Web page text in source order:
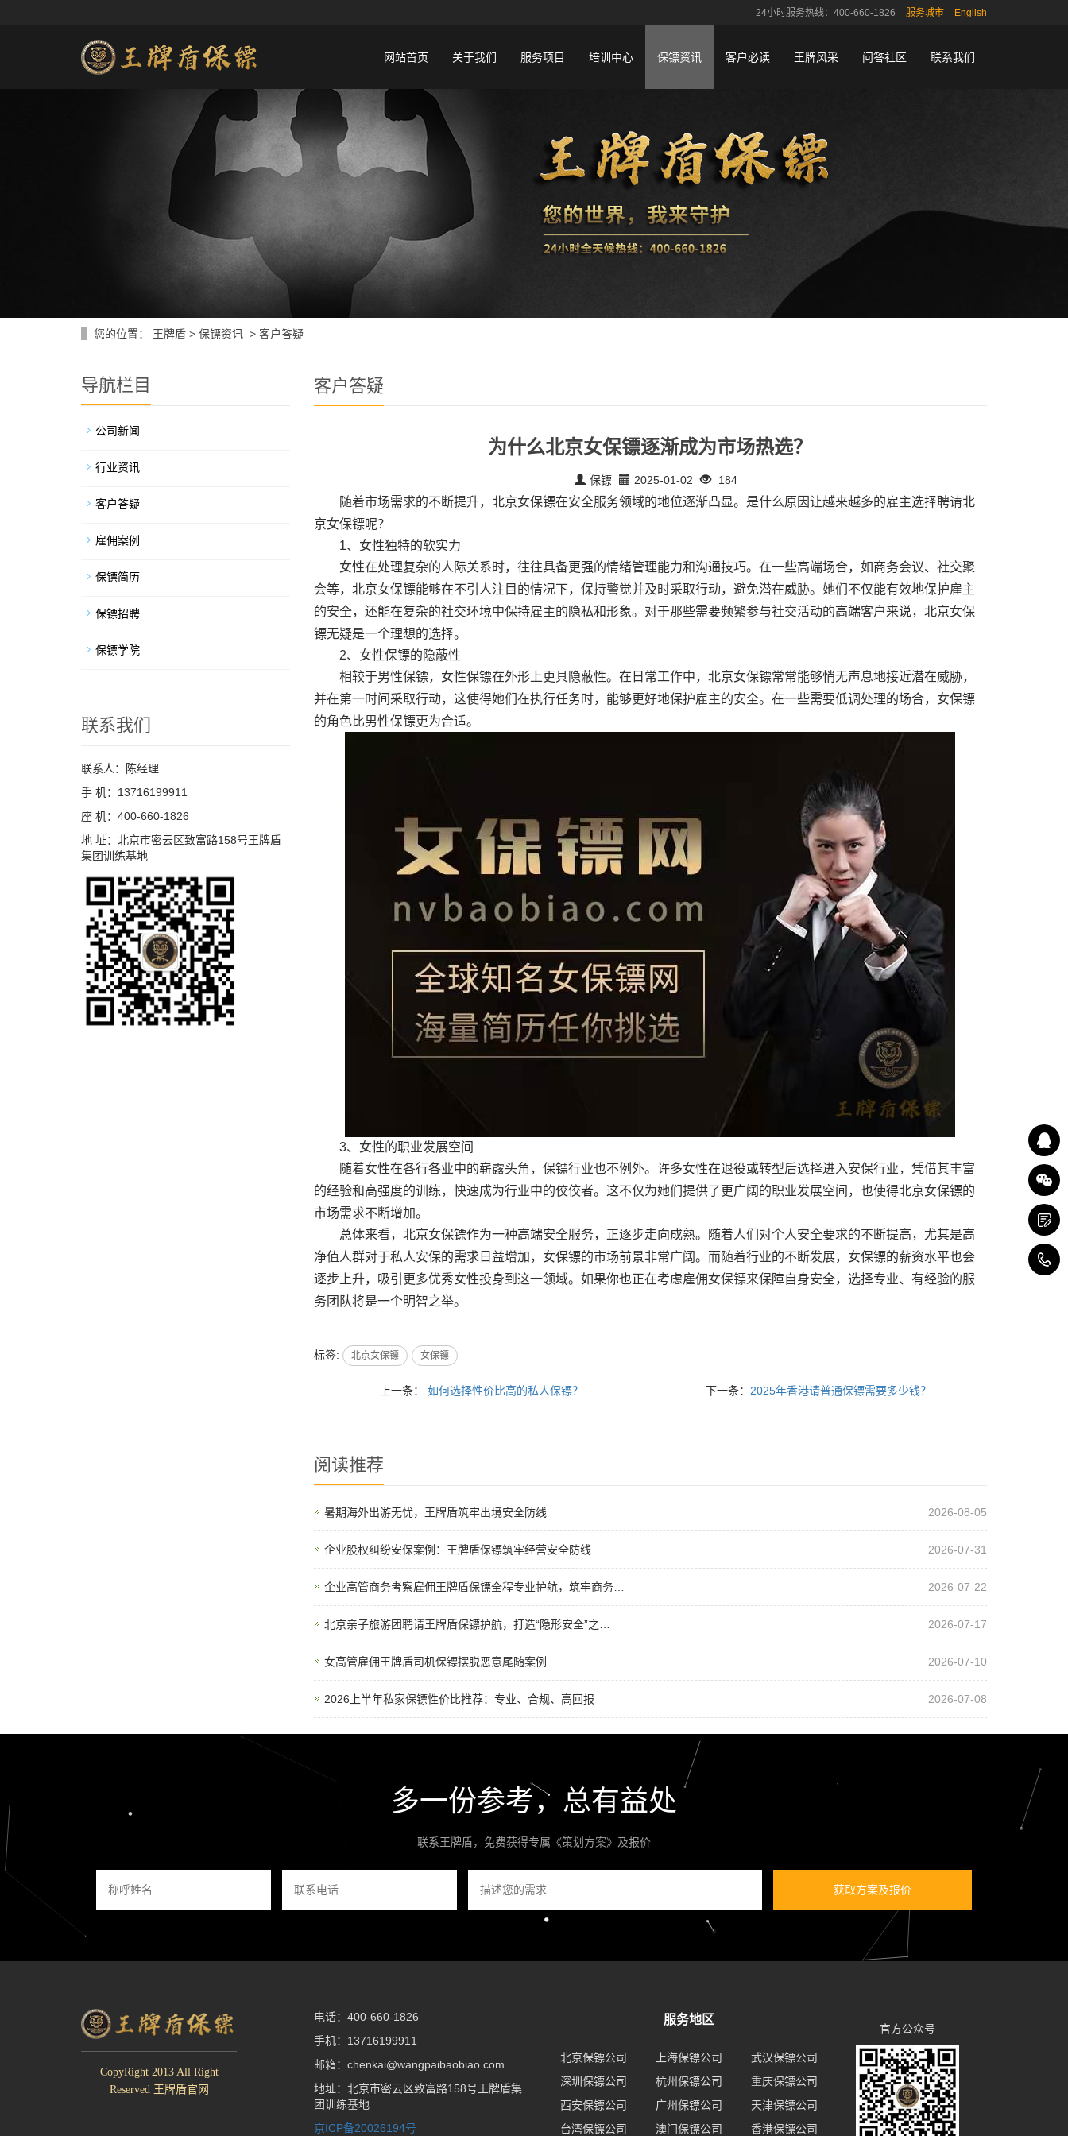
24小时服务热线：400-660-1826 服务城市 English
网站首页 关于我们 服务项目 培训中心 保镖资讯 客户必读 王牌风采 问答社区 联系我们
您的位置： 王牌盾 > 保镖资讯 > 客户答疑
客户答疑
为什么北京女保镖逐渐成为市场热选？
保镖 2025-01-02 184
随着市场需求的不断提升，北京女保镖在安全服务领域的地位逐渐凸显。是什么原因让越来越多的雇主选择聘请北
京女保镖呢？
1、女性独特的软实力
女性在处理复杂的人际关系时，往往具备更强的情绪管理能力和沟通技巧。在一些高端场合，如商务会议、社交聚
会等， 北京女保镖能够在不引人注目的情况下，保持警觉并及时采取行动，避免潜在威胁。她们不仅能有效地保护雇主
的安全，还能在复杂的社交环境中保持雇主的隐私和形象。对于那些需要频繁参与社交活动的高端客户来说， 北京女保
镖无疑是一个理想的选择。
2、女性保镖的隐蔽性
相较于男性保镖，女性保镖在外形上更具隐蔽性。在日常工作中， 北京女保镖常常能够悄无声息地接近潜在威胁，
并在第一时间采取行动，这使得她们在执行任务时，能够更好地保护雇主的安全。在一些需要低调处理的场合，女保镖
的角色比男性保镖更为合适。
3、女性的职业发展空间
随着女性在各行各业中的崭露头角，保镖行业也不例外。许多女性在退役或转型后选择进入安保行业，凭借其丰富
的经验和高强度的训练，快速成为行业中的佼佼者。这不仅为她们提供了更广阔的职业发展空间，也使得北京女保镖的
市场需求不断增加。
总体来看， 北京女保镖作为一种高端安全服务，正逐步走向成熟。随着人们对个人安全要求的不断提高，尤其是高
净值人群对于私人安保的需求日益增加，女保镖的市场前景非常广阔。而随着行业的不断发展，女保镖的薪资水平也会
逐步上升，吸引更多优秀女性投身到这一领域。如果你也正在考虑雇佣女保镖来保障自身安全，选择专业、有经验的服
务团队将是一个明智之举。
标签: 北京女保镖 女保镖
上一条：如何选择性价比高的私人保镖？ 下一条： 2025年香港请普通保镖需要多少钱？
阅读推荐
暑期海外出游无忧，王牌盾筑牢出境安全防线 2026-08-05
企业股权纠纷安保案例：王牌盾保镖筑牢经营安全防线 2026-07-31
企业高管商务考察雇佣王牌盾保镖全程专业护航，筑牢商务… 2026-07-22
北京亲子旅游团聘请王牌盾保镖护航，打造“隐形安全”之… 2026-07-17
女高管雇佣王牌盾司机保镖摆脱恶意尾随案例 2026-07-10
2026上半年私家保镖性价比推荐：专业、合规、高回报 2026-07-08
导航栏目
公司新闻
行业资讯
客户答疑
雇佣案例
保镖简历
保镖招聘
保镖学院
联系我们
联系人：陈经理
手 机：13716199911
座 机：400-660-1826
地 址：北京市密云区致富路158号王牌盾
集团训练基地
多一份参考，总有益处
联系王牌盾，免费获得专属《策划方案》及报价
获取方案及报价
CopyRight 2013 All Right
Reserved 王牌盾官网
电话：400-660-1826
手机：13716199911
邮箱：chenkai@wangpaibaobiao.com
地址：北京市密云区致富路158号王牌盾集
团训练基地
京ICP备20026194号
服务地区
北京保镖公司 上海保镖公司
武汉保镖公司
深圳保镖公司
杭州保镖公司
重庆保镖公司
西安保镖公司
广州保镖公司
天津保镖公司
台湾保镖公司
澳门保镖公司 香港保镖公司
官方公众号